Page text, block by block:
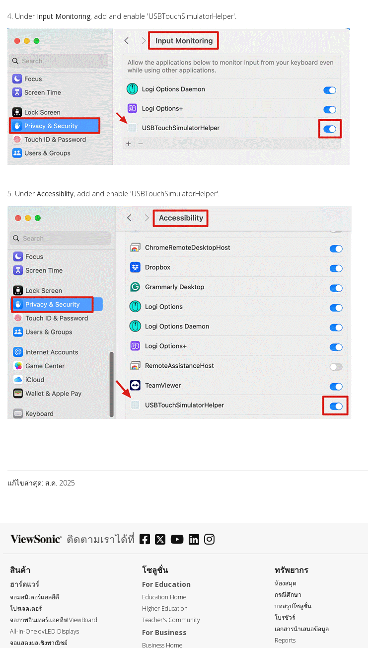
4. Under Input Monitoring, add and enable 'USBTouchSimulatorHelper'.
5. Under Accessiblity, add and enable 'USBTouchSimulatorHelper'.
แก้ไขล่าสุด: ส.ค. 2025
ติดตามเราได้ที่
สินค้า
ฮาร์ดแวร์
จอมอนิเตอร์แอลอีดี
โปรเจคเตอร์
จอภาพอินเทอร์แอคทีฟ ViewBoard
All-in-One dvLED Displays
จอแสดงผลเชิงพาณิชย์
โซลูชั่น
For Education
Education Home
Higher Education
Teacher's Community
For Business
Business Home
ทรัพยากร
ห้องสมุด
กรณีศึกษา
บทสรุปโซลูชั่น
โบรชัวร์
เอกสารนำเสนอข้อมูล
Reports